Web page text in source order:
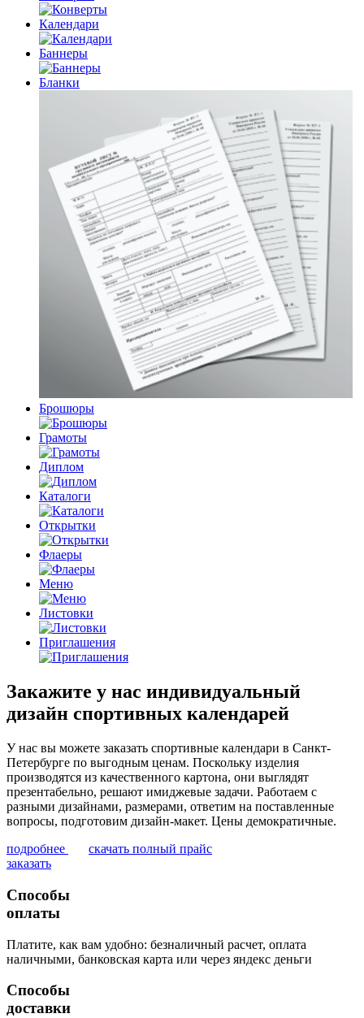
Календари
Баннеры
Бланки
Брошюры
Грамоты
Диплом
Каталоги
Открытки
Флаеры
Меню
Листовки
Приглашения
Закажите у нас индивидуальный
дизайн спортивных календарей
У нас вы можете заказать спортивные календари в Санкт-
Петербурге по выгодным ценам. Поскольку изделия
производятся из качественного картона, они выглядят
презентабельно, решают имиджевые задачи. Работаем с
разными дизайнами, размерами, ответим на поставленные
вопросы, подготовим дизайн-макет. Цены демократичные.
подробнее
скачать полный прайс
заказать
Способы
оплаты
Платите, как вам удобно: безналичный расчет, оплата
наличными, банковская карта или через яндекс деньги
Способы
доставки